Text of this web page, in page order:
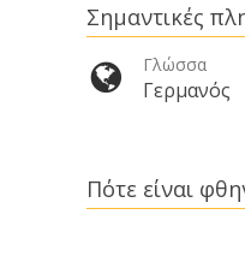
Σημαντικές
Γλώσσα
Γερμανός
Πότε είναι